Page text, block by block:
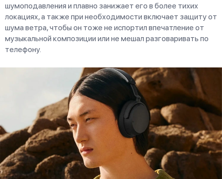
шумоподавления и плавно занижает его в более тихих
локациях, а также при необходимости включает защиту от
шума ветра, чтобы он тоже не испортил впечатление от
музыкальной композиции или не мешал разговаривать по
телефону.